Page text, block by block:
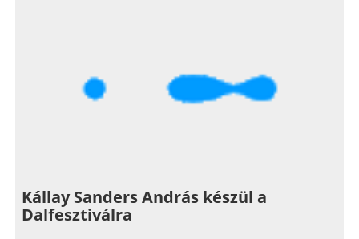
Kállay Sanders András készül a
Dalfesztiválra